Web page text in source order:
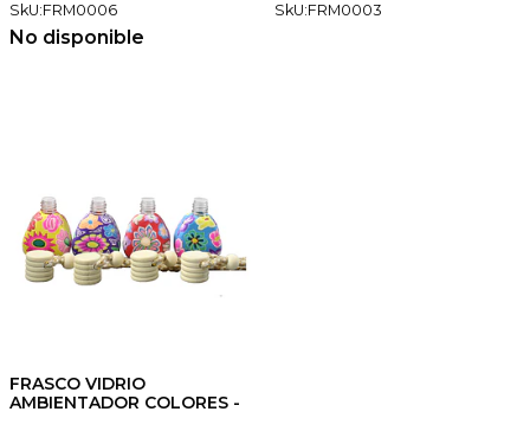
SkU:FRM0006
No disponible
SkU:FRM0003
FRASCO VIDRIO
AMBIENTADOR COLORES -